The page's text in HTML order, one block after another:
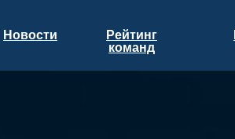
Новости
Рейтинг
команд